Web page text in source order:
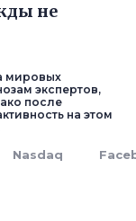
не
мировых
экспертов,
после
на этом
Nasdaq